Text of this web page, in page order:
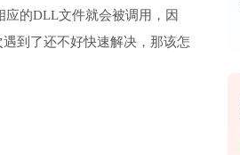
的DLL文件就会被调用，因
到了还不好快速解决，那该怎